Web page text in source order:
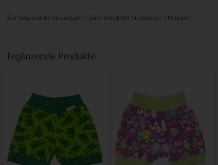
Zur Wunschliste hinzufügen Zum Vergleich hinzufügen Drucken
Ergänzende Produkte